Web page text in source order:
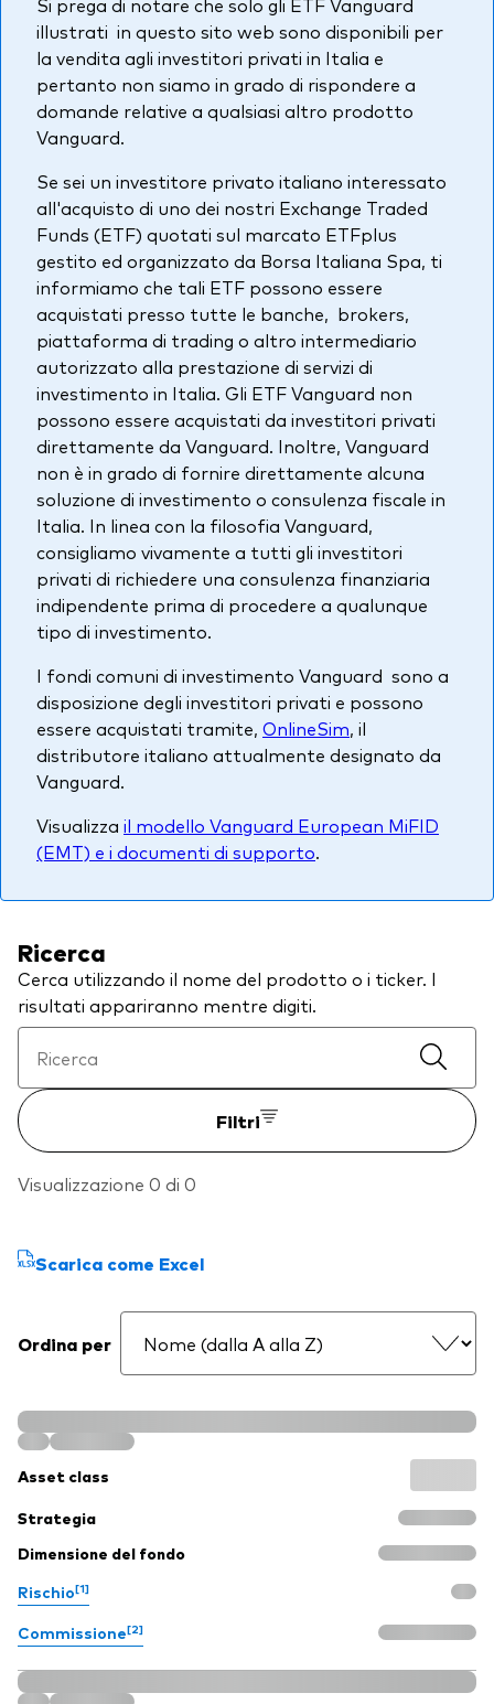
Azionario
Obbligazionario
Multi-asset
Stile di gestione
Attiva
Passiva
Documenti importanti
Investi con Vanguard
illustrati in questo sito web sono disponibili per
la vendita agli investitori privati in Italia e
pertanto non siamo in grado di rispondere a
domande relative a qualsiasi altro prodotto
Vanguard.
Se sei un investitore privato italiano interessato
all'acquisto di uno dei nostri Exchange Traded
Funds (ETF) quotati sul marcato ETFplus
gestito ed organizzato da Borsa Italiana Spa, ti
informiamo che tali ETF possono essere
acquistati presso tutte le banche, brokers,
piattaforma di trading o altro intermediario
autorizzato alla prestazione di servizi di
investimento in Italia. Gli ETF Vanguard non
possono essere acquistati da investitori privati
direttamente da Vanguard. Inoltre, Vanguard
non è in grado di fornire direttamente alcuna
soluzione di investimento o consulenza fiscale in
Italia. In linea con la filosofia Vanguard,
consigliamo vivamente a tutti gli investitori
privati di richiedere una consulenza finanziaria
indipendente prima di procedere a qualunque
tipo di investimento.
I fondi comuni di investimento Vanguard sono a
disposizione degli investitori privati e possono
essere acquistati tramite, OnlineSim, il
distributore italiano attualmente designato da
Vanguard.
Visualizza il modello Vanguard European MiFID
(EMT) e i documenti di supporto.
Ricerca
Cerca utilizzando il nome del prodotto o i ticker. I
risultati appariranno mentre digiti.
Filtri
Visualizzazione 0 di 0
Scarica come Excel
Ordina per
Asset class
Strategia
Dimensione del fondo
Rischio[1]
Commissione[2]